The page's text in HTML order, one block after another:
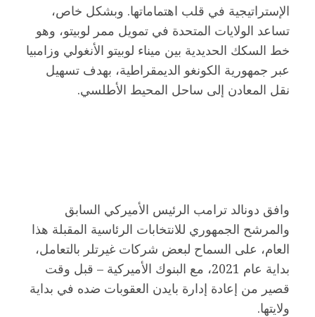
الإستراتيجية في قلب اهتماماتها. وبشكل خاص،
تساعد الولايات المتحدة في تمويل ممر لوبيتو، وهو
خط السكك الحديدية بين ميناء لوبيتو الأنغولي وزامبيا
عبر جمهورية الكونغو الديمقراطية، بهدف تسهيل
نقل المعادن إلى ساحل المحيط الأطلسي.
وافق دونالد ترامب الرئيس الأميركي السابق
والمرشح الجمهوري للانتخابات الرئاسية المقبلة هذا
العام، على السماح لبعض شركات غيرتلر بالتعامل،
بداية عام 2021، مع البنوك الأميركية – قبل وقت
قصير من إعادة إدارة بايدن العقوبات ضده في بداية
ولايتها.